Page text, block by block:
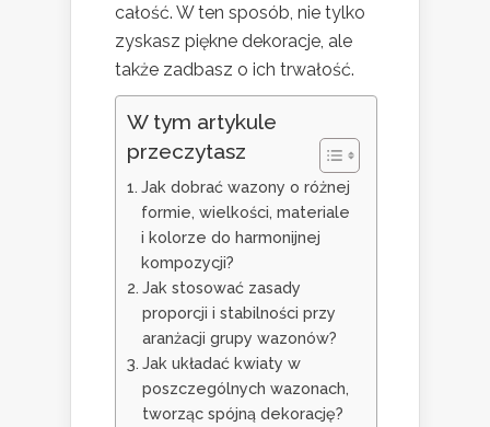
całość. W ten sposób, nie tylko
zyskasz piękne dekoracje, ale
także zadbasz o ich trwałość.
W tym artykule
przeczytasz
Jak dobrać wazony o różnej
formie, wielkości, materiale
i kolorze do harmonijnej
kompozycji?
Jak stosować zasady
proporcji i stabilności przy
aranżacji grupy wazonów?
Jak układać kwiaty w
poszczególnych wazonach,
tworząc spójną dekorację?